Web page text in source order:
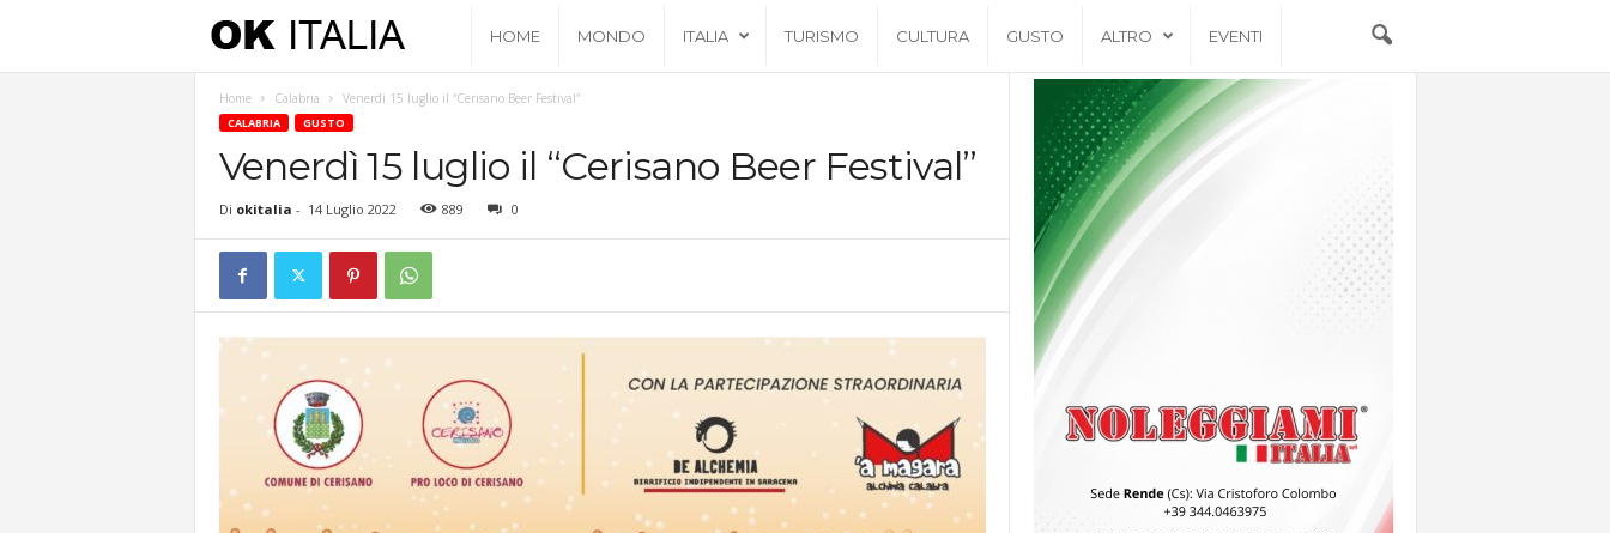
I
i
a
HOME MONDO ITALIA TURISMO CULTURA GUSTO ALTRO EVENTI
Home Calabria Venerdì 15 luglio il “Cerisano Beer Festival”
CALABRIA GUSTO
Venerdì 15 luglio il “Cerisano Beer Festival”
Di okitalia - 14 Luglio 2022 889 0